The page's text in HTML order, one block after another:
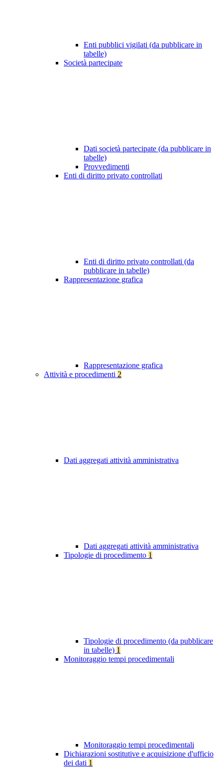
Enti pubblici vigilati (da pubblicare in
tabelle)
Società partecipate
Dati società partecipate (da pubblicare in
tabelle)
Provvedimenti
Enti di diritto privato controllati
Enti di diritto privato controllati (da
pubblicare in tabelle)
Rappresentazione grafica
Rappresentazione grafica
Attività e procedimenti 2
Dati aggregati attività amministrativa
Dati aggregati attività amministrativa
Tipologie di procedimento 1
Tipologie di procedimento (da pubblicare
in tabelle) 1
Monitoraggio tempi procedimentali
Monitoraggio tempi procedimentali
Dichiarazioni sostitutive e acquisizione d'ufficio
dei dati 1